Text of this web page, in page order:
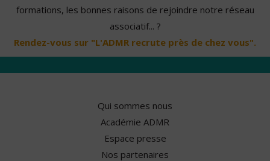
formations, les bonnes raisons de rejoindre notre réseau
associatif... ?
Rendez-vous sur "L'ADMR recrute près de chez vous".
Qui sommes nous
Académie ADMR
Espace presse
Nos partenaires